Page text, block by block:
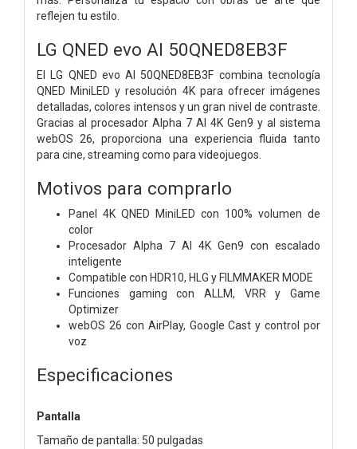
reflejen tu estilo.
LG QNED evo AI 50QNED8EB3F
El LG QNED evo AI 50QNED8EB3F combina tecnología
QNED MiniLED y resolución 4K para ofrecer imágenes
detalladas, colores intensos y un gran nivel de contraste.
Gracias al procesador Alpha 7 AI 4K Gen9 y al sistema
webOS 26, proporciona una experiencia fluida tanto
para cine, streaming como para videojuegos.
Motivos para comprarlo
Panel 4K QNED MiniLED con 100% volumen de
color
Procesador Alpha 7 AI 4K Gen9 con escalado
inteligente
Compatible con HDR10, HLG y FILMMAKER MODE
Funciones gaming con ALLM, VRR y Game
Optimizer
webOS 26 con AirPlay, Google Cast y control por
voz
Especificaciones
Pantalla
Tamaño de pantalla: 50 pulgadas